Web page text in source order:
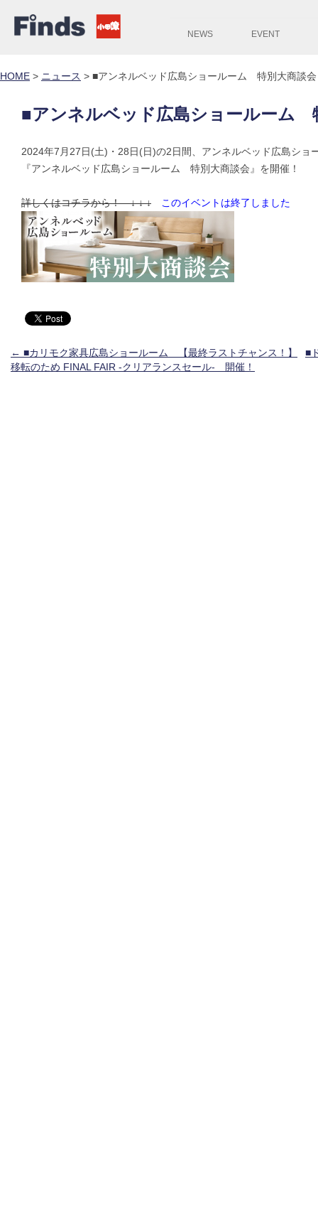
NEWS EVENT
HOME > ニュース > ■アンネルベッド広島ショールーム 特別大商談
■アンネルベッド広島ショールーム
2024年7月27日(土)・28日(日)の2日間、アンネルベッド広島ショ
『アンネルベッド広島ショールーム 特別大商談会』を開催！
詳しくはコチラから！ ↓ ↓ ↓ このイベントは終了しました
投稿ナビゲーション
← ■カリモク家具広島ショールーム 【最終ラストチャンス！】
移転のため FINAL FAIR -クリアランスセール- 開催！
■